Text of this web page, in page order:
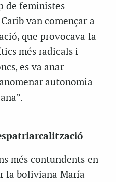
de feministes
van començar a
que provocava la
més radicals i
es va anar
autonomia
més contundents en
la boliviana María